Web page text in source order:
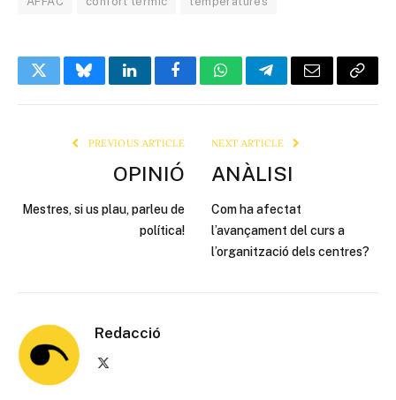
TwitterBlueskyLinkedInFacebookWhatsAppTelegramEmail Copy
PREVIOUS ARTICLE
OPINIÓ
Mestres, si us plau, parleu de
política!
NEXT ARTICLE
ANÀLISI
Com ha afectat
l’avançament del curs a
l’organització dels centres?
Redacció